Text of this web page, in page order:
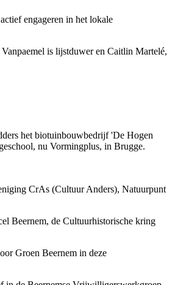
engageren in het lokale
is lijstduwer en Caitlin Martelé,
het biotuinbouwbedrijf 'De Hogen
nu Vormingplus, in Brugge.
CrAs (Cultuur Anders), Natuurpunt
Beernem, de Cultuurhistorische kring
Groen Beernem in deze